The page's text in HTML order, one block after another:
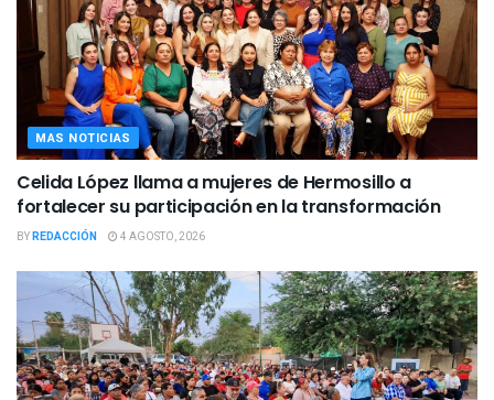
MAS NOTICIAS
Celida López llama a mujeres de Hermosillo a
fortalecer su participación en la transformación
BYREDACCIÓN 4 AGOSTO, 2026